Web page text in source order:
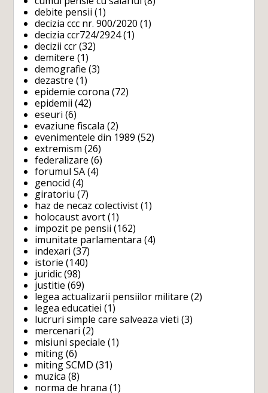
debite pensii (1)
decizia ccc nr. 900/2020 (1)
decizia ccr724/2924(1)
decizii ccr (32)
demitere (1)
demografie (3)
dezastre (1)
epidemie corona (72)
epidemii (42)
eseuri (6)
evaziune fiscala (2)
evenimentele din 1989 (52)
extremism (26)
federalizare (6)
forumul SA (4)
genocid (4)
giratoriu (7)
haz de necaz colectivist (1)
holocaust avort (1)
impozit pe pensii (162)
imunitate parlamentara (4)
indexari (37)
istorie (140)
juridic (98)
justitie (69)
legea actualizarii pensiilor militare (2)
legea educatiei (1)
lucruri simple care salveaza vieti (3)
mercenari (2)
misiuni speciale (1)
miting (6)
miting SCMD (31)
muzica (8)
norma de hrana (1)